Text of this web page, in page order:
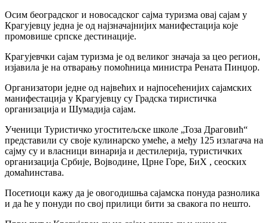
Осим београдског и новосадског сајма туризма овај сајам у
Крагујевцу једна је од најзначајнијих манифестација које
промовише српске дестинације.
Крагујевчки сајам туризма је од великог значаја за цео регион,
изјавила је на отварању помоћница министра Рената Пинџор.
Организатори једне од највећих и најпосећенијих сајамских
манифестација у Крагујевцу су Градска тиристичка
организација и Шумадија сајам.
Ученици Туристичко угоститељске школе „Тоза Драговић“
представили су своје кулинарско умеће, а међу 125 излагача на
сајму су и власници винарија и дестилерија, туристичких
организација Србије, Војводине, Црне Горе, БиХ , сеоских
домаћинстава.
Посетиоци кажу да је овогодишња сајамска понуда разнолика
и да ће у понуди по свој прилици бити за свакога по нешто.